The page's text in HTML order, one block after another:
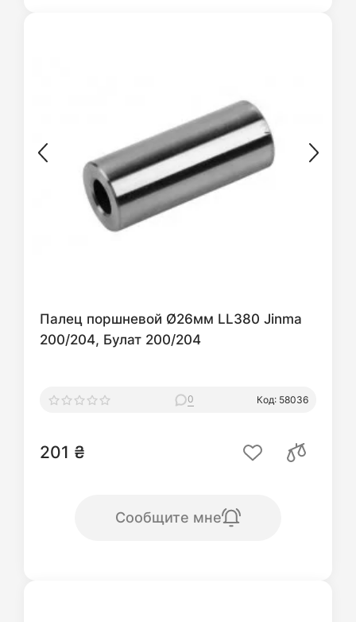
Палец поршневой Ø26мм LL380 Jinma
200/204, Булат 200/204
0 Код: 58036
201 ₴
Сообщите мне